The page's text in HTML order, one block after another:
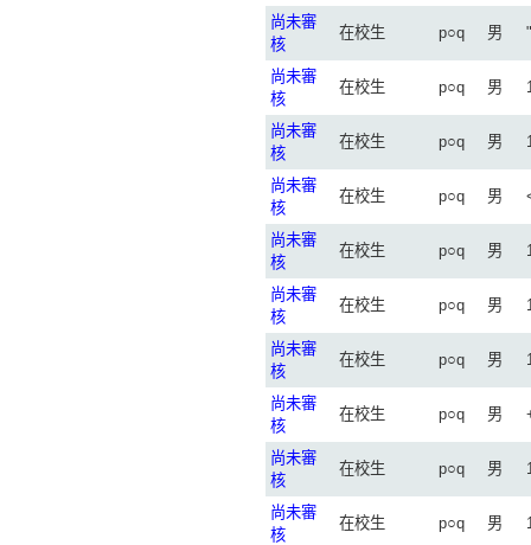
尚未審
核
在校生 p○q 男
尚未審
核
在校生 p○q 男
尚未審
核
在校生 p○q 男
尚未審
核
在校生 p○q 男
尚未審
核
在校生 p○q 男
尚未審
核
在校生 p○q 男
尚未審
核
在校生 p○q 男
尚未審
核
在校生 p○q 男
尚未審
核
在校生 p○q 男
尚未審
核
在校生 p○q 男